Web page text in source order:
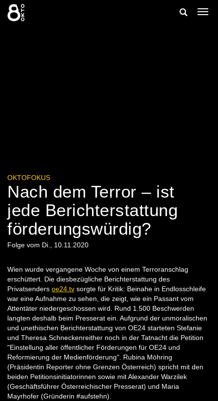
Zum
Inhalt
springen
Suche
OKTOFOKUS
Nach dem Terror – ist
jede Berichterstattung
förderungswürdig?
Folge vom Di., 10.11.2020
Wien wurde vergangene Woche von einem Terroranschlag
erschüttert. Die diesbezügliche Berichterstattung des
Privatsenders oe24.tv sorgte für Kritik: Beinahe in Endlosschleife
war eine Aufnahme zu sehen, die zeigt, wie ein Passant vom
Attentäter niedergeschossen wird. Rund 1.500 Beschwerden
langten deshalb beim Presserat ein. Aufgrund der unmoralischen
und unethischen Berichterstattung von OE24 starteten Stefanie
und Theresa Schneckenreither noch in der Tatnacht die Petition
"Einstellung aller öffentlicher Förderungen für OE24 und
Reformierung der Medienförderung". Rubina Möhring
(Präsidentin Reporter ohne Grenzen Österreich) spricht mit den
beiden Petitionsinitiatorinnen sowie mit Alexander Warzilek
(Geschäftsführer Österreichischer Presserat) und Maria
Mayrhofer (Gründerin #aufstehn).